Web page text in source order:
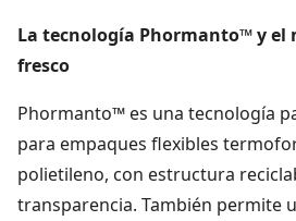
La tecnología Phormanto™ y el
fresco
Phormanto™ es una tecnología
para empaques flexibles
polietileno, con estructura
transparencia. También permite